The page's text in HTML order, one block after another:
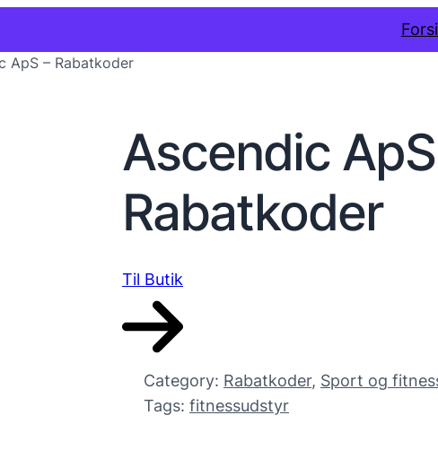
ApS – Rabatkoder
Ascendic
Rabatkoder
Til Butik
Category: Rabatkoder, Sport og
Tags: fitnessudstyr